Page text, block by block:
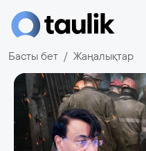
Басты бет Жаңалықтар